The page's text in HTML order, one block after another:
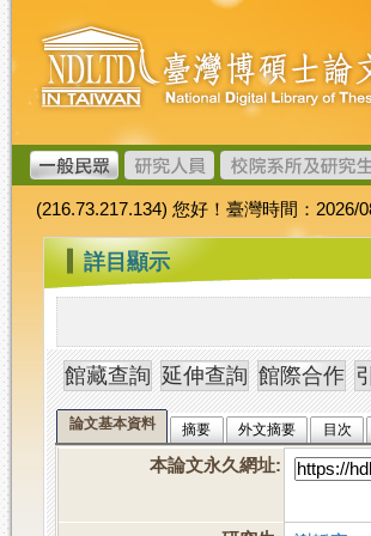
跳
到
主
要
內
容
臺
灣
博
碩
士
論
文
加
值
系
統
(216.73.217.134) 您好！臺灣時間：2026/
::: 詳目顯示
論文基本資料 摘要 外文摘要 目次
本論文永久網址: